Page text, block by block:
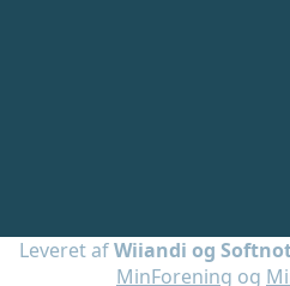
Leveret afWiiandi og
MinForening og